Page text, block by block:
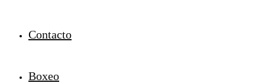
Contacto
Boxeo